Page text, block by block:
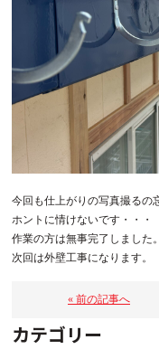
今回も仕上がりの写真撮る
ホントに情けないです・・・
作業の方は無事完了しました。
次回は外壁工事になります。
« 前の記事へ
カテゴリー